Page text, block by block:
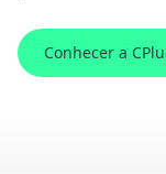
Conhecer a